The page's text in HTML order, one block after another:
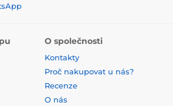
O společnosti
Kontakty
Proč nakupovat u nás?
Recenze
O nás